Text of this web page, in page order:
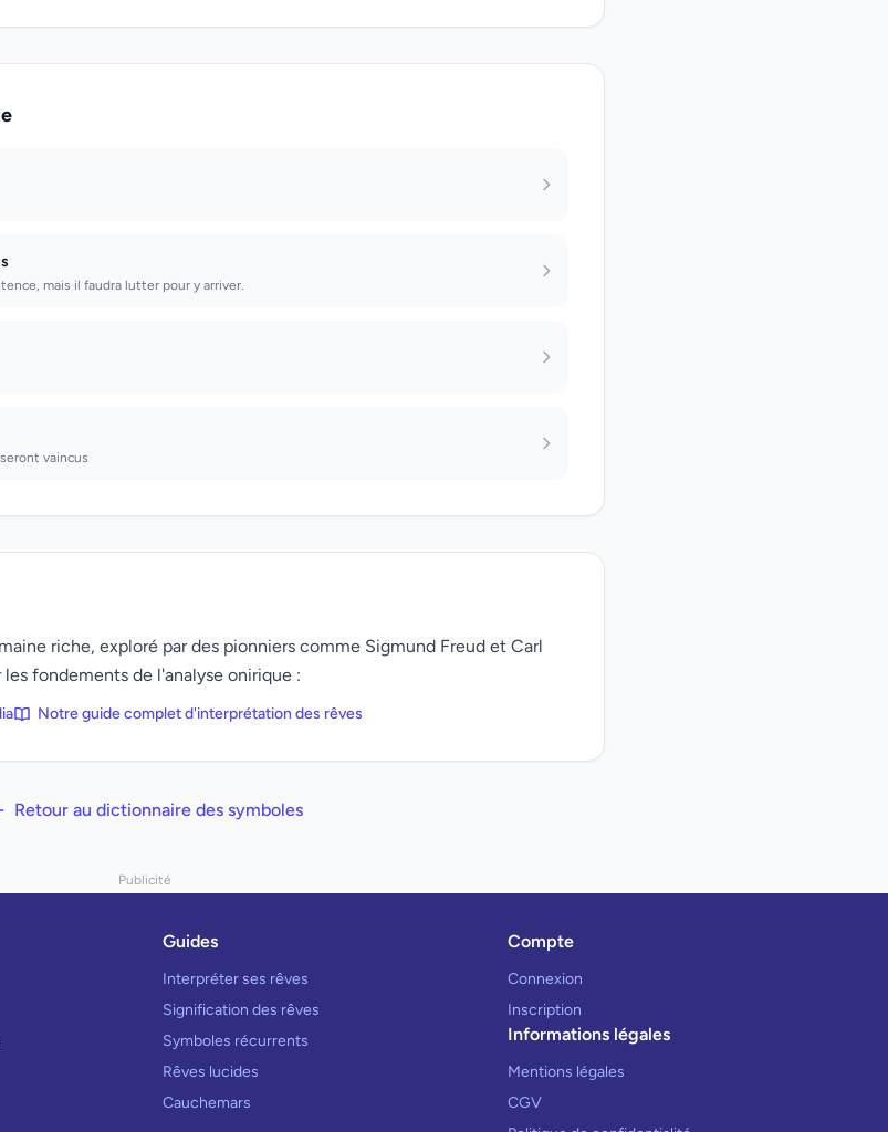
mais il faudra lutter pour y arriver.
vaincus
riche, exploré par des pionniers comme Sigmund Freud et Carl
fondements de l'analyse onirique :
Notre guide complet d'interprétation des rêves
Retour au dictionnaire des symboles
Publicité
Guides
Interpréter ses rêves
Signification des rêves
Symboles récurrents
Rêves lucides
Cauchemars
Compte
Connexion
Inscription
Informations légales
Mentions légales
CGV